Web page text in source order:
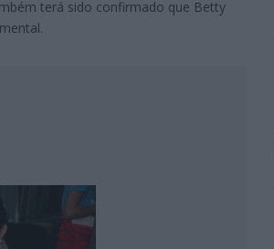
terá sido confirmado que Betty